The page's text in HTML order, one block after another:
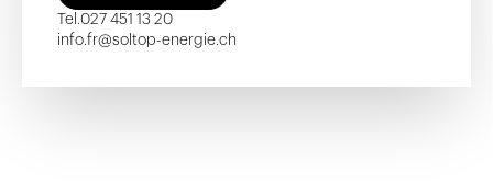
Tel.027 451 13 20
info.fr@soltop-energie.ch